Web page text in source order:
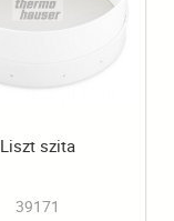
Liszt szita
39171